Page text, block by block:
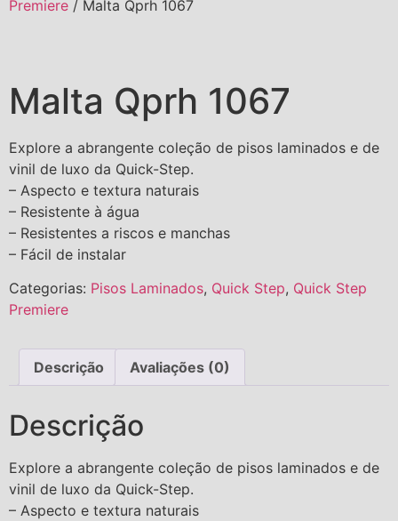
Premiere / Malta Qprh 1067
Malta Qprh 1067
Explore a abrangente coleção de pisos laminados e de
vinil de luxo da Quick-Step.
– Aspecto e textura naturais
– Resistente à água
– Resistentes a riscos e manchas
– Fácil de instalar
Categorias: Pisos Laminados, Quick Step, Quick Step
Premiere
Descrição Avaliações (0)
Descrição
Explore a abrangente coleção de pisos laminados e de
vinil de luxo da Quick-Step.
– Aspecto e textura naturais